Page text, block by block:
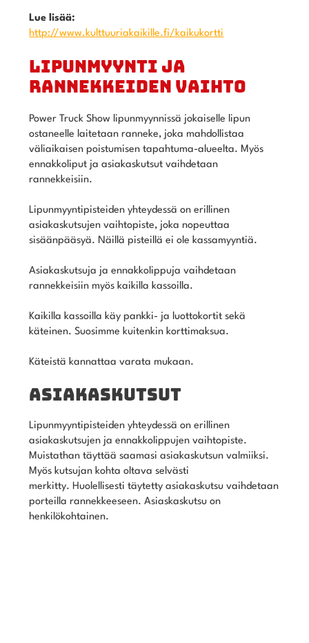
Lue lisää:
http://www.kulttuuriakaikille.fi/kaikukortti
LIPUNMYYNTI JA
RANNEKKEIDEN VAIHTO
Power Truck Show lipunmyynnissä jokaiselle lipun
ostaneelle laitetaan ranneke, joka mahdollistaa
väliaikaisen poistumisen tapahtuma-alueelta. Myös
ennakkoliput ja asiakaskutsut vaihdetaan
rannekkeisiin.
Lipunmyyntipisteiden yhteydessä on erillinen
asiakaskutsujen vaihtopiste, joka nopeuttaa
sisäänpääsyä. Näillä pisteillä ei ole kassamyyntiä.
Asiakaskutsuja ja ennakkolippuja vaihdetaan
rannekkeisiin myös kaikilla kassoilla.
Kaikilla kassoilla käy pankki- ja luottokortit sekä
käteinen. Suosimme kuitenkin korttimaksua.
Käteistä kannattaa varata mukaan.
ASIAKASKUTSUT
Lipunmyyntipisteiden yhteydessä on erillinen
asiakaskutsujen ja ennakkolippujen vaihtopiste.
Muistathan täyttää saamasi asiakaskutsun valmiiksi.
Myös kutsujan kohta oltava selvästi
merkitty. Huolellisesti täytetty asiakaskutsu vaihdetaan
porteilla rannekkeeseen. Asiaskaskutsu on
henkilökohtainen.